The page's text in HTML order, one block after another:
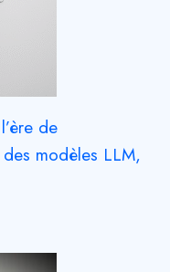
de
modèles LLM,